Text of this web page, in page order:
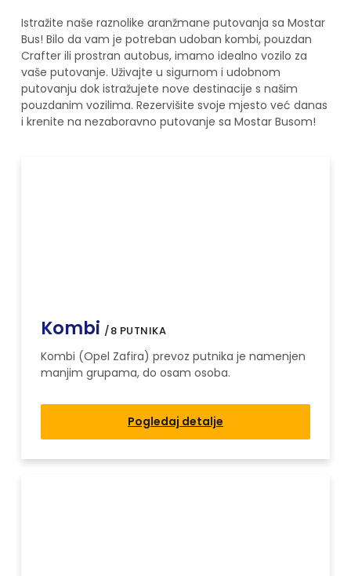
Istražite naše raznolike aranžmane putovanja sa Mostar
Bus! Bilo da vam je potreban udoban kombi, pouzdan
Crafter ili prostran autobus, imamo idealno vozilo za
vaše putovanje. Uživajte u sigurnom i udobnom
putovanju dok istražujete nove destinacije s našim
pouzdanim vozilima. Rezervišite svoje mjesto već danas
i krenite na nezaboravno putovanje sa Mostar Busom!
Kombi /8 PUTNIKA
Kombi (Opel Zafira) prevoz putnika je namenjen
manjim grupama, do osam osoba.
Pogledaj detalje